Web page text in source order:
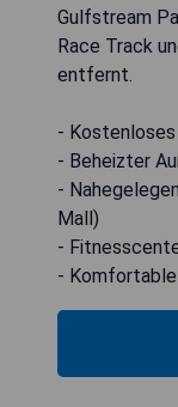
Gulfstream
Race Track
entfernt.
- Kostenloses
- Beheizter
-
Mall)
-
-